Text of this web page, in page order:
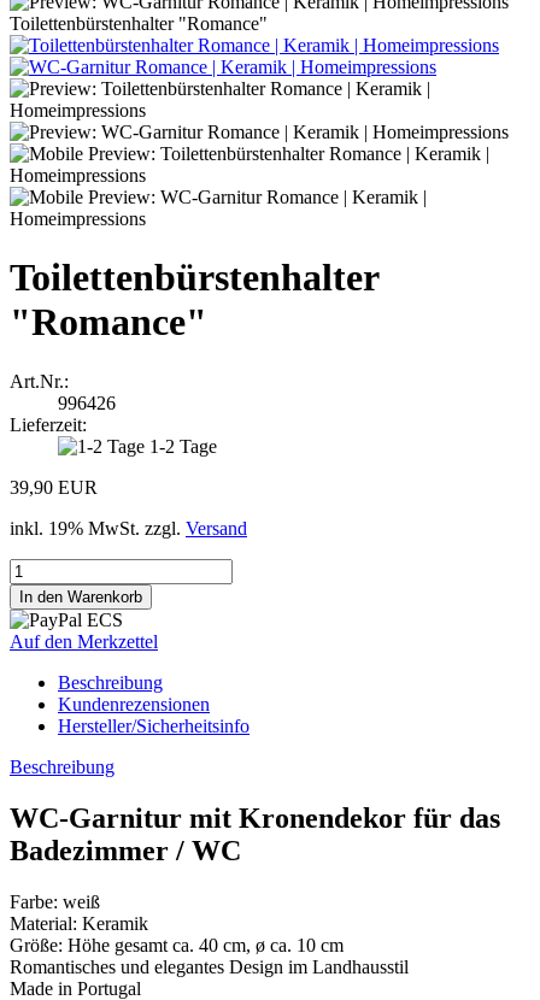
Toilettenbürstenhalter "Romance"
Toilettenbürstenhalter
"Romance"
Art.Nr.:
996426
Lieferzeit:
1-2 Tage
39,90 EUR
inkl. 19% MwSt. zzgl. Versand
Auf den Merkzettel
Beschreibung
Kundenrezensionen
Hersteller/Sicherheitsinfo
Beschreibung
WC-Garnitur mit Kronendekor für das
Badezimmer / WC
Farbe: weiß
Material: Keramik
Größe: Höhe gesamt ca. 40 cm, ø ca. 10 cm
Romantisches und elegantes Design im Landhausstil
Made in Portugal